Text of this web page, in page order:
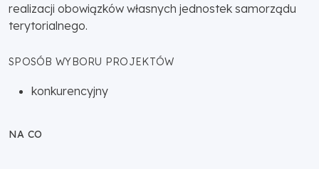
realizacji obowiązków własnych jednostek samorządu
terytorialnego.
SPOSÓB WYBORU PROJEKTÓW
konkurencyjny
NA CO